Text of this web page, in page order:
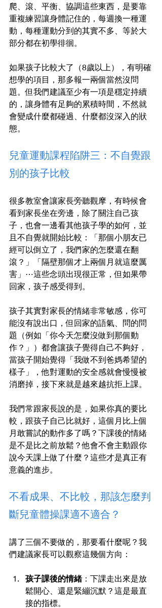
爬、滾、平衡、協調這些東西，是要靠
重複練習讓身體記住的，每週換一種運
動，每種運動分到的其實不多、等於大
部分都在初學徘徊。
如果孩子比較大了（8歲以上），有明確
想學的項目，那多報一兩個當然沒問
題。但我們建議至少有一項是穩定持續
的，讓身體有足夠的累積時間，不然就
會變成什麼都碰過、什麼都沒深入的狀
態。
兒童運動課程陷阱三：不自覺跟
別的孩子比較
很多教室會讓家長旁聽觀摩，有時候會
看到家長坐在旁邊，除了關注自己孩
子，也會一邊看其他孩子學的如何，並
且不自覺就開始比較：「那個小朋友已
經可以倒立了，我們家的怎麼還在翻
滾？」「隔壁那個才上兩個月就這麼厲
害」⋯這些念頭出現很正常，但如果帶
回家，孩子感受得到。
孩子其實對家長的情緒非常敏感，你可
能沒有說出口，但回家的語氣、問的問
題（例如「你今天怎麼沒做到那個動
作？」）都會讓孩子覺得自己不夠好，
當孩子開始覺得「我做不到爸媽希望的
樣子」，他對運動的安全感就會慢慢被
消磨掉，接下來就是越來越抗拒上課。
我們常跟家長說的是，如果你真的要比
較，跟孩子自己比就好，這個月比上個
月敢嘗試的動作多了嗎？下課後的情緒
是不是比之前放鬆？他會不會主動跟你
說今天課上做了什麼？這些才是真正有
意義的進步。
不看成果、不比較，那該怎麼判
斷兒童體操課適不適合？
講了三個不要做的，那要看什麼呢？我
們建議家長可以觀察這幾個方向：
孩子課後的情緒：下課走出來是放
鬆開心、還是緊繃沉默？這是最直
接的指標。